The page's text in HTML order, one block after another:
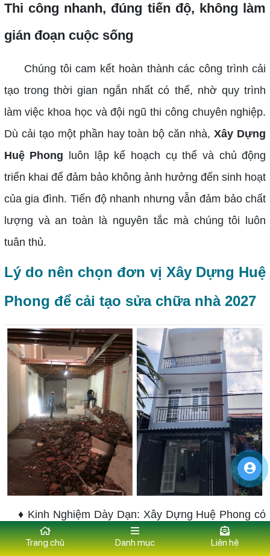
Thi công nhanh, đúng tiến độ, không làm
gián đoạn cuộc sống
Chúng tôi cam kết hoàn thành các công trình cải
tạo trong thời gian ngắn nhất có thể, nhờ quy trình
làm việc khoa học và đội ngũ thi công chuyên nghiệp.
Dù cải tạo một phần hay toàn bộ căn nhà,Xây Dựng
Huệ Phong luôn lập kế hoạch cụ thể và chủ động
triển khai để đảm bảo không ảnh hưởng đến sinh hoạt
của gia đình. Tiến độ nhanh nhưng vẫn đảm bảo chất
lượng và an toàn là nguyên tắc mà chúng tôi luôn
tuân thủ.
Lý do nên chọn đơn vị Xây Dựng Huệ
Phong để cải tạo sửa chữa nhà 2027
♦ Kinh Nghiệm Dày Dạn: Xây Dựng Huệ Phong có
nhiều năm kinh nghiệm trong lĩnh vực sửa chữa và
Trang chủ Danh mục Liên hệ